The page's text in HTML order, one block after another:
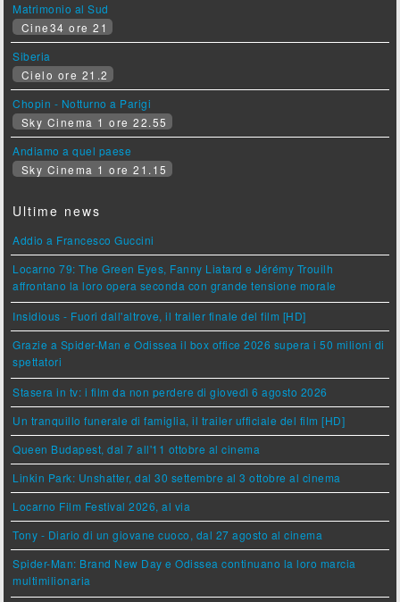
Matrimonio al Sud
Cine34 ore 21
Siberia
Cielo ore 21.2
Chopin - Notturno a Parigi
Sky Cinema 1 ore 22.55
Andiamo a quel paese
Sky Cinema 1 ore 21.15
Ultime news
Addio a Francesco Guccini
Locarno 79: The Green Eyes, Fanny Liatard e Jérémy Trouilh
affrontano la loro opera seconda con grande tensione morale
Insidious - Fuori dall'altrove, il trailer finale del film [HD]
Grazie a Spider-Man e Odissea il box office 2026 supera i 50 milioni di
spettatori
Stasera in tv: i film da non perdere di giovedì 6 agosto 2026
Un tranquillo funerale di famiglia, il trailer ufficiale del film [HD]
Queen Budapest, dal 7 all'11 ottobre al cinema
Linkin Park: Unshatter, dal 30 settembre al 3 ottobre al cinema
Locarno Film Festival 2026, al via
Tony - Diario di un giovane cuoco, dal 27 agosto al cinema
Spider-Man: Brand New Day e Odissea continuano la loro marcia
multimilionaria